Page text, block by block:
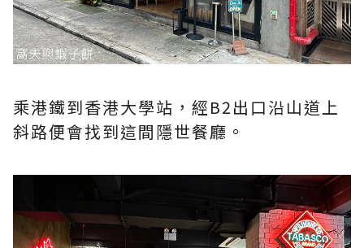
乘港鐵到香港大學站，經B2出口沿山道上
斜路便會找到這間隱世餐廳。